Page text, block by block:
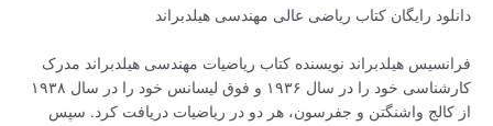
دانلود رایگان کتاب ریاضی عالی مهندسی هیلدبراند
فرانسیس هیلدبراند نویسنده کتاب ریاضیات مهندسی هیلدبراند مدرک
کارشناسی خود را در سال ۱۹۳۶ و فوق لیسانس خود را در سال ۱۹۳۸
از کالج واشنگتن و جفرسون، هر دو در ریاضیات دریافت کرد. سپس